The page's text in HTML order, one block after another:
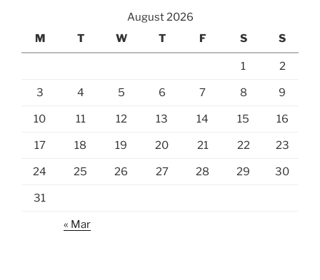
August 2026
M
T W T F S S
1 2
3 4 5 6 7 8 9
10 11 12 13 14 15 16
17 18 19 20 21 22 23
24 25 26 27 28 29 30
31
« Mar